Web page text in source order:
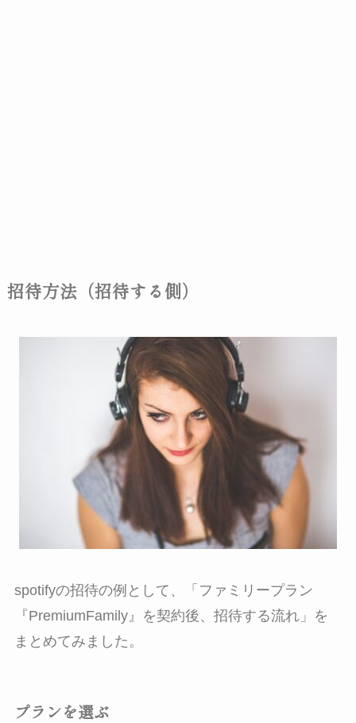
招待方法（招待する側）
spotifyの招待の例として、「ファミリープラン
『PremiumFamily』を契約後、招待する流れ」を
まとめてみました。
プランを選ぶ